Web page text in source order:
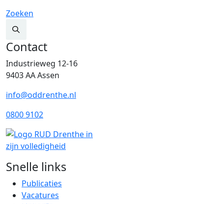
Zoeken
Contact
Industrieweg 12-16
9403 AA Assen
info@oddrenthe.nl
0800 9102
Snelle links
Publicaties
Vacatures